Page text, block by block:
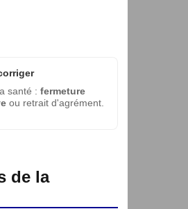
santé : fermeture
ou retrait d'agrément.
de la